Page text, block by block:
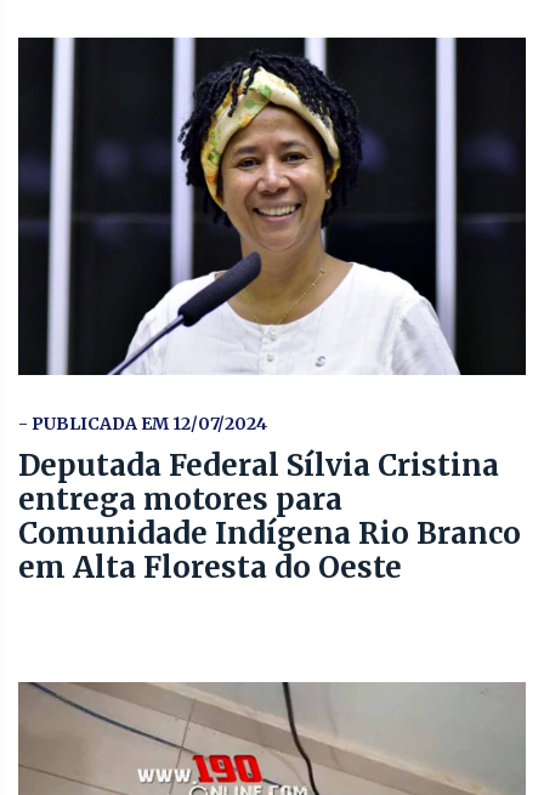
- PUBLICADA EM 12/07/2024
Deputada Federal Sílvia Cristina
entrega motores para
Comunidade Indígena Rio Branco
em Alta Floresta do Oeste